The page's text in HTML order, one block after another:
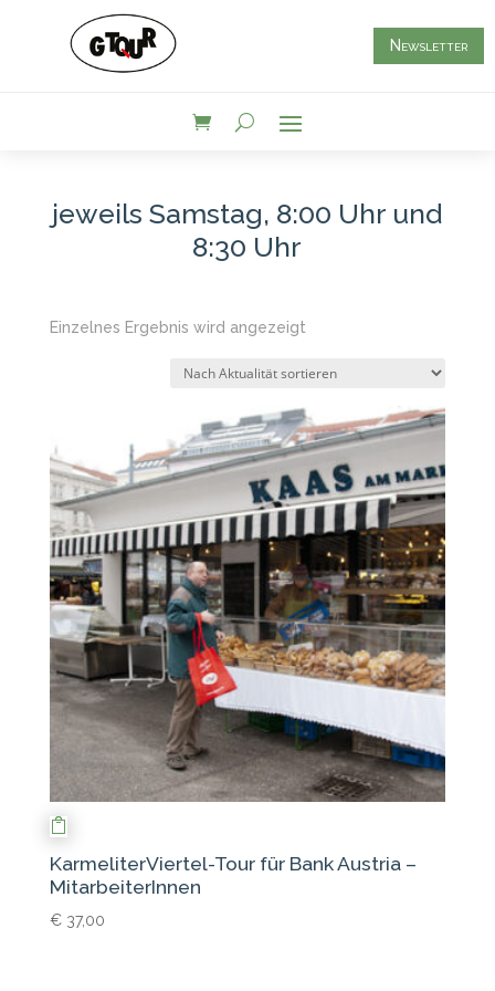
Newsletter
jeweils Samstag, 8:00 Uhr und
8:30 Uhr
Einzelnes Ergebnis wird angezeigt
KarmeliterViertel-Tour für Bank Austria –
MitarbeiterInnen
€37,00